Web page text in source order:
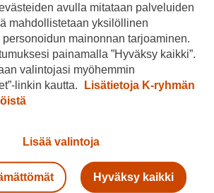
nyt tapahtui
odottamatonta!
Siirry etusivulle
avulla mitataan palveluiden
mahdollistetaan yksilöllinen
mainonnan tarjoaminen.
painamalla ”Hyväksy kaikki”.
valintojasi myöhemmin
linkin kautta.
Lisätietoja K-ryhmän
Lisää valintoja
Hyväksy kaikki